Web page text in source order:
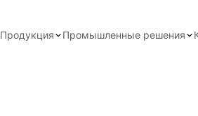
Продукция Промышленные решения